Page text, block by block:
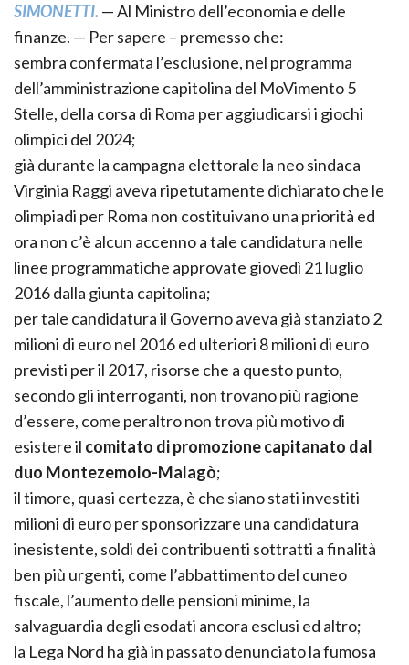
SIMONETTI. — Al Ministro dell’economia e delle
finanze. — Per sapere – premesso che:
sembra confermata l’esclusione, nel programma
dell’amministrazione capitolina del MoVimento 5
Stelle, della corsa di Roma per aggiudicarsi i giochi
olimpici del 2024;
già durante la campagna elettorale la neo sindaca
Virginia Raggi aveva ripetutamente dichiarato che le
olimpiadi per Roma non costituivano una priorità ed
ora non c’è alcun accenno a tale candidatura nelle
linee programmatiche approvate giovedì 21 luglio
2016 dalla giunta capitolina;
per tale candidatura il Governo aveva già stanziato 2
milioni di euro nel 2016 ed ulteriori 8 milioni di euro
previsti per il 2017, risorse che a questo punto,
secondo gli interroganti, non trovano più ragione
d’essere, come peraltro non trova più motivo di
esistere il comitato di promozione capitanato dal
duo Montezemolo-Malagò;
il timore, quasi certezza, è che siano stati investiti
milioni di euro per sponsorizzare una candidatura
inesistente, soldi dei contribuenti sottratti a finalità
ben più urgenti, come l’abbattimento del cuneo
fiscale, l’aumento delle pensioni minime, la
salvaguardia degli esodati ancora esclusi ed altro;
la Lega Nord ha già in passato denunciato la fumosa